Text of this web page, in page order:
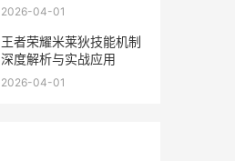
2026-04-01
王者荣耀米莱狄技能机制
深度解析与实战应用
2026-04-01